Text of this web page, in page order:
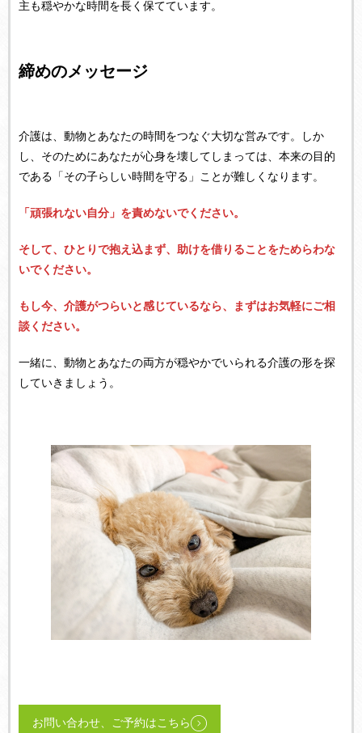
主も穏やかな時間を長く保てています。
締めのメッセージ
介護は、動物とあなたの時間をつなぐ大切な営みです。しか
し、そのためにあなたが心身を壊してしまっては、本来の目的
である「その子らしい時間を守る」ことが難しくなります。
「頑張れない自分」を責めないでください。
そして、ひとりで抱え込まず、助けを借りることをためらわな
いでください。
もし今、介護がつらいと感じているなら、まずはお気軽にご相
談ください。
一緒に、動物とあなたの両方が穏やかでいられる介護の形を探
していきましょう。
お問い合わせ、ご予約はこちら